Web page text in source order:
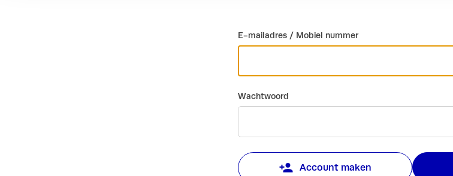
E-mailadres / Mobiel nummer
Wachtwoord
Account maken